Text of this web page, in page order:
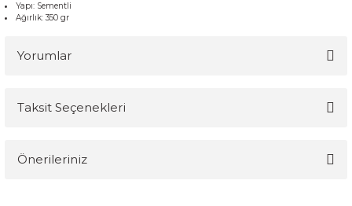
Yapı: Sementli
Ağırlık: 350 gr
Yorumlar
Taksit Seçenekleri
Önerileriniz